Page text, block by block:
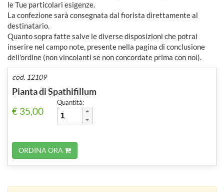
le Tue particolari esigenze.
La confezione sarà consegnata dal fiorista direttamente al
destinatario.
Quanto sopra fatte salve le diverse disposizioni che potrai
inserire nel campo note, presente nella pagina di conclusione
dell'ordine (non vincolanti se non concordate prima con noi).
cod. 12109
Pianta di Spathifillum
€ 35,00
Quantità:
ORDINA ORA